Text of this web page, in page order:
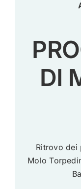
DI
Ritrovo dei
Molo